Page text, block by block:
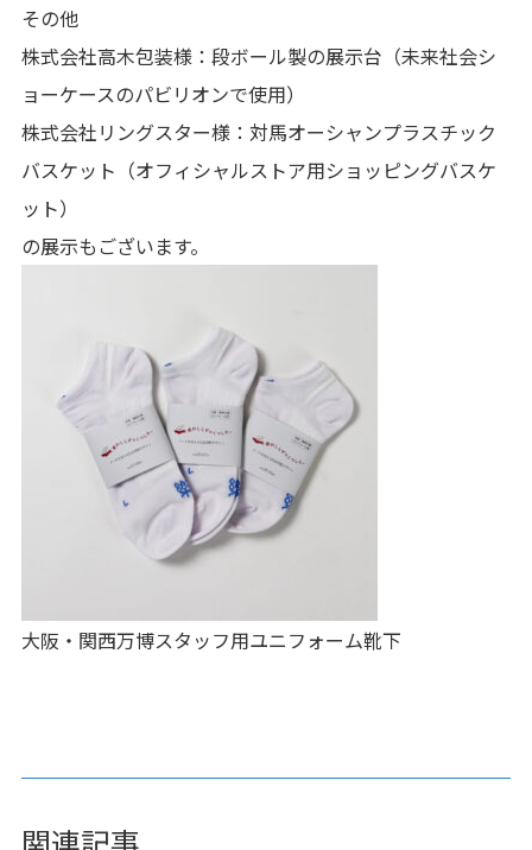
その他
株式会社高木包装様：段ボール製の展示台（未来社会シ
ョーケースのパビリオンで使用）
株式会社リングスター様：対馬オーシャンプラスチック
バスケット（オフィシャルストア用ショッピングバスケ
ット）
の展示もございます。
大阪・関西万博スタッフ用ユニフォーム靴下